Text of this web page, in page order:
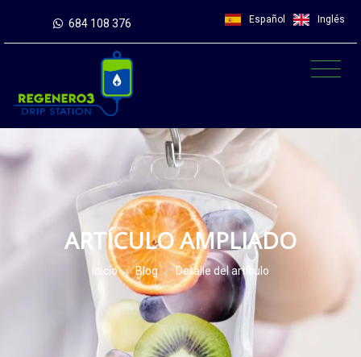
684 108 376 Español Inglés
ARTÍCULO AMPLIADO
Inicio / Blog / Detalle del artículo